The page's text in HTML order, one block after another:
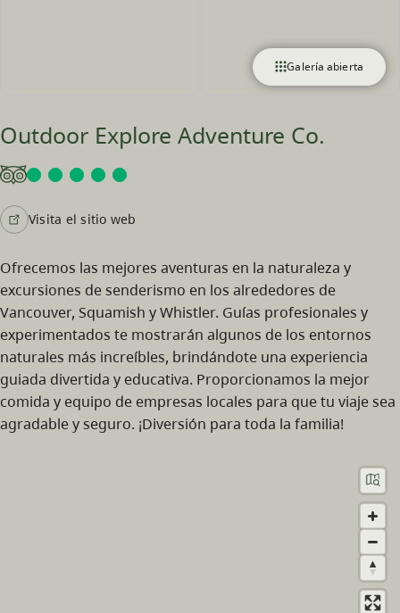
Galería abierta
Outdoor Explore Adventure Co.
Visita el sitio web
Ofrecemos las mejores aventuras en la naturaleza y
excursiones de senderismo en los alrededores de
Vancouver, Squamish y Whistler. Guías profesionales y
experimentados te mostrarán algunos de los entornos
naturales más increíbles, brindándote una experiencia
guiada divertida y educativa. Proporcionamos la mejor
comida y equipo de empresas locales para que tu viaje sea
agradable y seguro. ¡Diversión para toda la familia!